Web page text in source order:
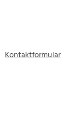
Kontaktformular